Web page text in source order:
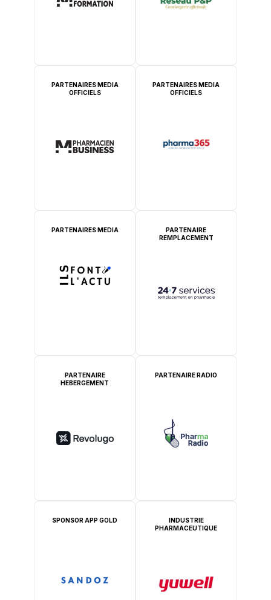
PARTENAIRES MEDIA
OFFICIELS
PARTENAIRES MEDIA
OFFICIELS
PARTENAIRES MEDIA
PARTENAIRE
REMPLACEMENT
PARTENAIRE
HEBERGEMENT
PARTENAIRE RADIO
SPONSOR APP GOLD
INDUSTRIE
PHARMACEUTIQUE